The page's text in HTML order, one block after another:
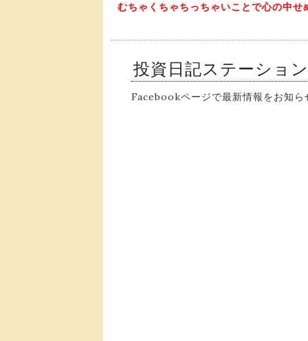
むちゃくちゃちっちゃいことで心の中せ
投資日記ステーショ
Facebookページで最新情報をお知ら